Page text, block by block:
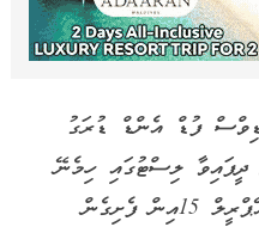
ފުޑް އެންޑް ޑުރަގު
ދީފައިވާ ލިސްޓުގައި ހިމެނޭ
ހުރިހާ ބާވަތެއްގެ ބޭހެއް ވެސް، އޭޕްރީލް 15އިން ފެށިގެން